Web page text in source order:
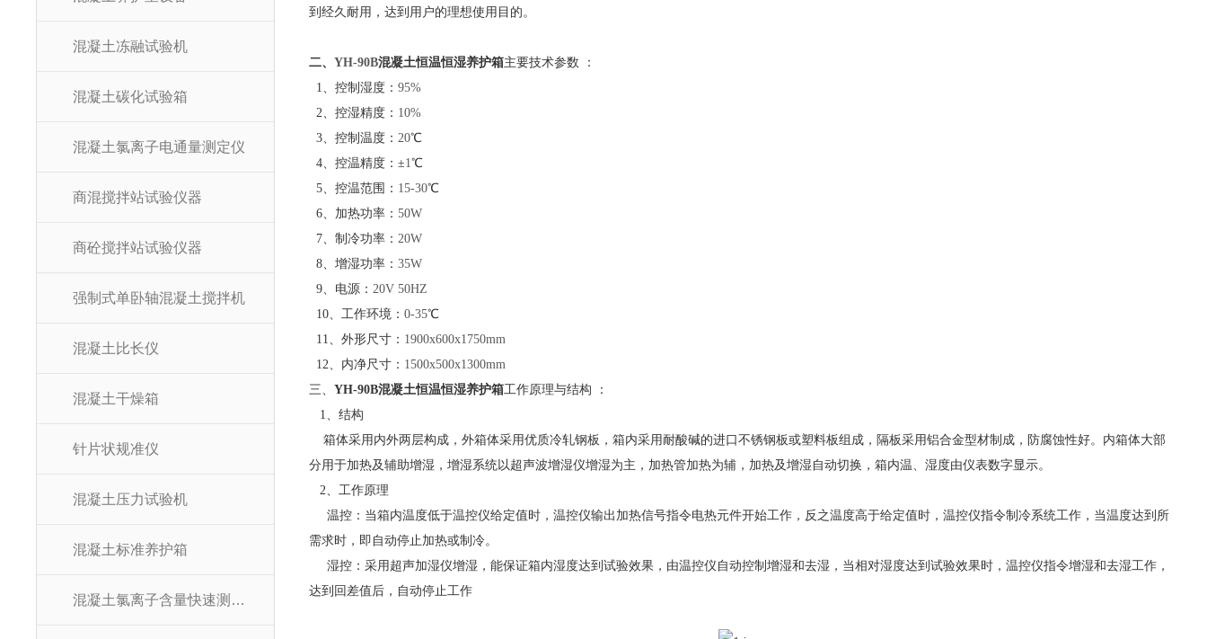
混凝土冻融试验机
混凝土碳化试验箱
混凝土氯离子电通量测定仪
商混搅拌站试验仪器
商砼搅拌站试验仪器
强制式单卧轴混凝土搅拌机
混凝土比长仪
混凝土干燥箱
针片状规准仪
混凝土压力试验机
混凝土标准养护箱
混凝土氯离子含量快速测定仪
到经久耐用，达到用户的理想使用目的。
二、 YH-90B混凝土恒温恒湿养护箱主要技术参数 ：
1、控制湿度： 95%
2、控湿精度： 10%
3、控制温度： 20℃
4、控温精度：±1℃
5、控温范围： 15-30℃
6、加热功率： 50W
7、制冷功率： 20W
8、增湿功率： 35W
9、电源： 20V 50HZ
10、工作环境： 0-35℃
11、外形尺寸： 1900x600x1750mm
12、内净尺寸： 1500x500x1300mm
三、 YH-90B混凝土恒温恒湿养护箱工作原理与结构 ：
1、结构
箱体采用内外两层构成，外箱体采用优质冷轧钢板，箱内采用耐酸碱的进口不锈钢板或塑料板组成，隔板采用铝合金型材制成，防腐蚀性好。内箱体大部
分用于加热及辅助增湿，增湿系统以超声波增湿仪增湿为主，加热管加热为辅，加热及增湿自动切换，箱内温、湿度由仪表数字显示。
2、工作原理
温控：当箱内温度低于温控仪给定值时，温控仪输出加热信号指令电热元件开始工作，反之温度高于给定值时，温控仪指令制冷系统工作，当温度达到所
需求时，即自动停止加热或制冷。
湿控：采用超声加湿仪增湿，能保证箱内湿度达到试验效果，由温控仪自动控制增湿和去湿，当相对湿度达到试验效果时，温控仪指令增湿和去湿工作，
达到回差值后，自动停止工作